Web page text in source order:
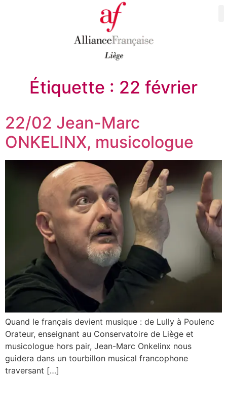
Étiquette : 22 février
22/02 Jean-Marc
ONKELINX, musicologue
Quand le français devient musique : de Lully à Poulenc
Orateur, enseignant au Conservatoire de Liège et
musicologue hors pair, Jean-Marc Onkelinx nous
guidera dans un tourbillon musical francophone
traversant […]